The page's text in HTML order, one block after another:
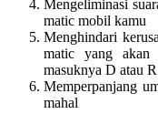
Mengeliminasi
matic mobil kamu
Menghindari
matic yang akan
masuknya D atau
Memperpanjang
mahal